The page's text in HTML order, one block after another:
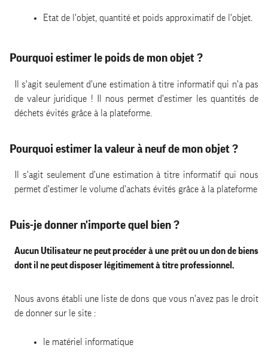
Etat de l'objet, quantité et poids approximatif de l'objet.
Pourquoi estimer le poids de mon objet ?
Il s'agit seulement d'une estimation à titre informatif qui n'a pas
de valeur juridique ! Il nous permet d'estimer les quantités de
déchets évités grâce à la plateforme.
Pourquoi estimer la valeur à neuf de mon objet ?
Il s'agit seulement d'une estimation à titre informatif qui nous
permet d'estimer le volume d'achats évités grâce à la plateforme
Puis-je donner n'importe quel bien ?
Aucun Utilisateur ne peut procéder à une prêt ou un don de biens
dont il ne peut disposer légitimement à titre professionnel.
Nous avons établi une liste de dons que vous n'avez pas le droit
de donner sur le site :
le matériel informatique